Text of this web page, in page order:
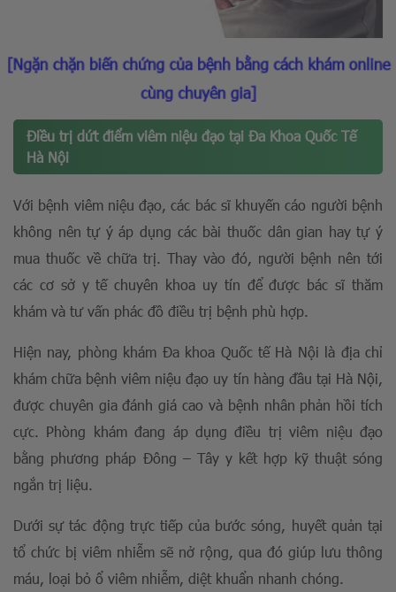
[Ngặn chặn biến chứng của bệnh bằng cách khám online
cùng chuyên gia]
Điều trị dứt điểm viêm niệu đạo tại Đa Khoa Quốc Tế
Hà Nội
Với bệnh viêm niệu đạo, các bác sĩ khuyến cáo người bệnh
không nên tự ý áp dụng các bài thuốc dân gian hay tự ý
mua thuốc về chữa trị. Thay vào đó, người bệnh nên tới
các cơ sở y tế chuyên khoa uy tín để được bác sĩ thăm
khám và tư vấn phác đồ điều trị bệnh phù hợp.
Hiện nay, phòng khám Đa khoa Quốc tế Hà Nội là địa chỉ
khám chữa bệnh viêm niệu đạo uy tín hàng đầu tại Hà Nội,
được chuyên gia đánh giá cao và bệnh nhân phản hồi tích
cực. Phòng khám đang áp dụng điều trị viêm niệu đạo
bằng phương pháp Đông – Tây y kết hợp kỹ thuật sóng
ngắn trị liệu.
Dưới sự tác động trực tiếp của bước sóng, huyết quản tại
tổ chức bị viêm nhiễm sẽ nở rộng, qua đó giúp lưu thông
máu, loại bỏ ổ viêm nhiễm, diệt khuẩn nhanh chóng.